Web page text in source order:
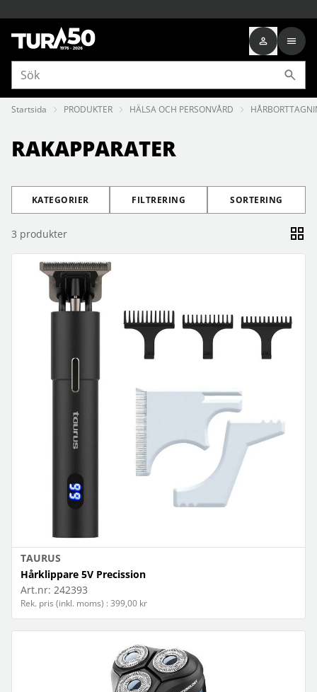
Startsida PRODUKTER HÄLSA OCH PERSONVÅRD
RAKAPPARATER
KATEGORIER FILTRERING SORTERING
3 produkter
TAURUS
Hårklippare 5V Precission
Art.nr: 242393
Rek. pris (inkl. moms) : 399,00 kr